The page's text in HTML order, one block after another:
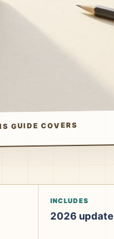
GUIDE COVERS
INCLUDES
2026 update